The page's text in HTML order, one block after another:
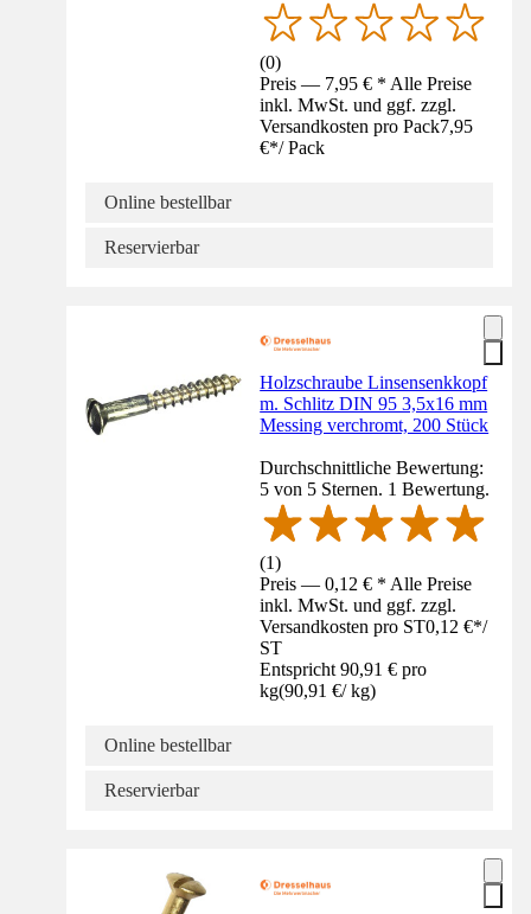
(0)
Preis — 7,95 € * Alle Preise
inkl. MwSt. und ggf. zzgl.
Versandkosten pro Pack7,95
€*/ Pack
Online bestellbar
Reservierbar
Holzschraube Linsensenkkopf
m. Schlitz DIN 95 3,5x16 mm
Messing verchromt, 200 Stück
Durchschnittliche Bewertung:
5 von 5 Sternen. 1 Bewertung.
(1)
Preis — 0,12 € * Alle Preise
inkl. MwSt. und ggf. zzgl.
Versandkosten pro ST0,12 €*/
ST
Entspricht 90,91 € pro
kg(90,91 €/ kg)
Online bestellbar
Reservierbar